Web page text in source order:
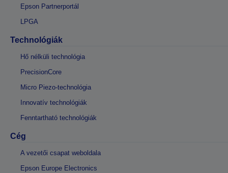
Epson Partnerportál
LPGA
Technológiák
Hő nélküli technológia
PrecisionCore
Micro Piezo-technológia
Innovatív technológiák
Fenntartható technológiák
Cég
A vezetői csapat weboldala
Epson Europe Electronics